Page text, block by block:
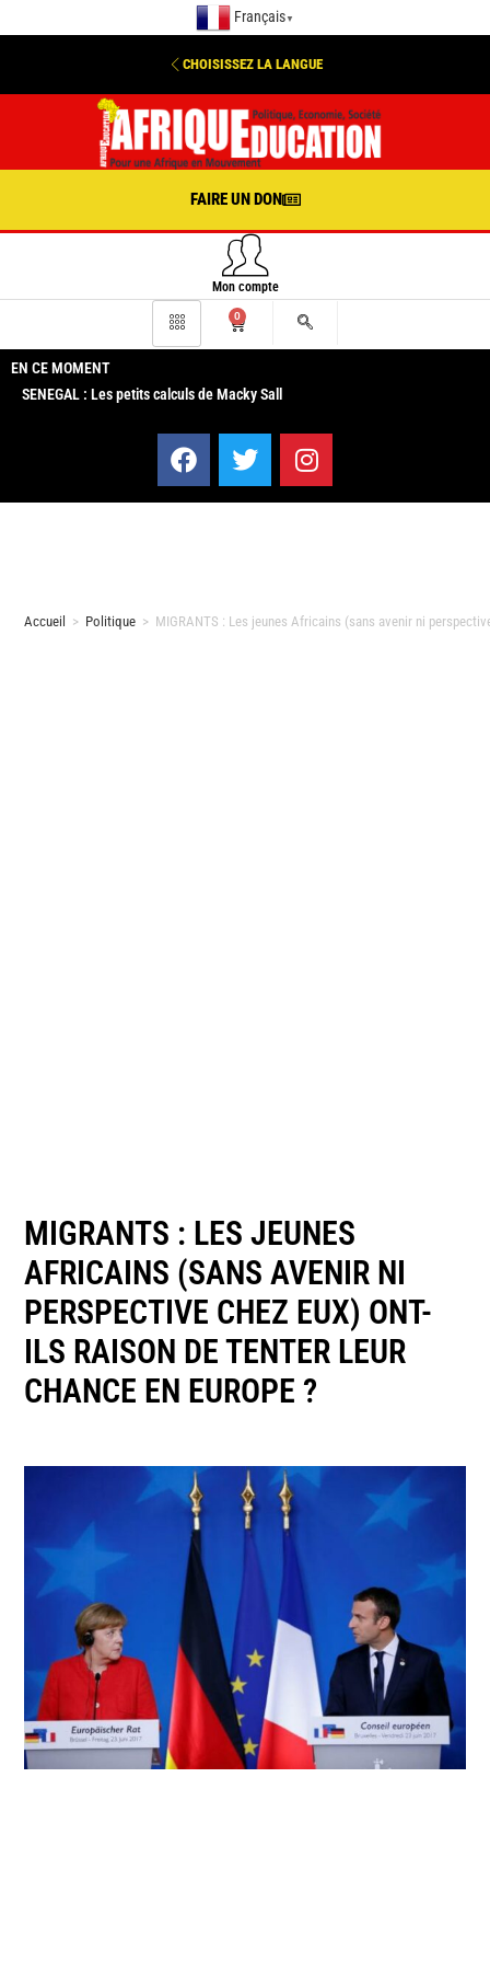
Français ▼
CHOISISSEZ LA LANGUE
FAIRE UN DON
Mon compte
0
EN CE MOMENT
SENEGAL : Les petits calculs de Macky Sall
Accueil > Politique > MIGRANTS : Les jeunes Africains (sans avenir ni
MIGRANTS : LES JEUNES
AFRICAINS (SANS AVENIR NI
PERSPECTIVE CHEZ EUX) ONT-
ILS RAISON DE TENTER LEUR
CHANCE EN EUROPE ?